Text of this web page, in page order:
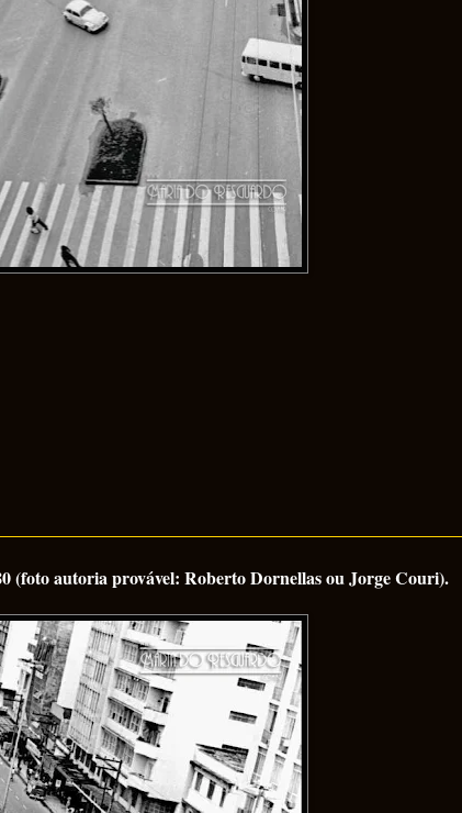
(foto autoria provável: Roberto Dornellas ou Jorge Couri).